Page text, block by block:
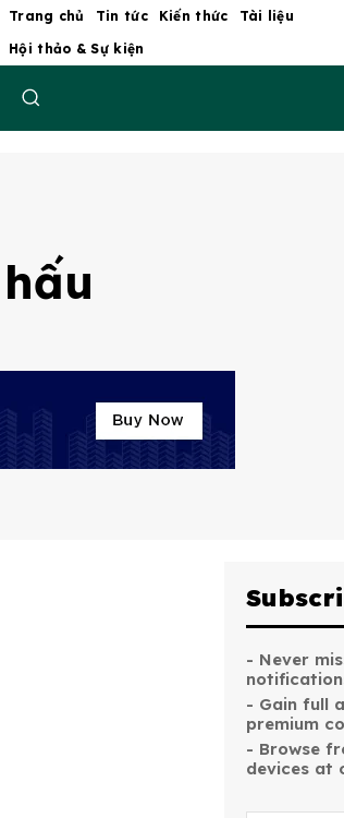
Trang chủ Tin tức Kiến thức
Tài liệu
Hội thảo & Sự kiện
- Never
- Gain full
premium
- Browse
devices at